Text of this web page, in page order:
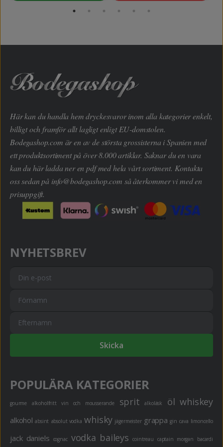
Här kan du handla hem dryckesvaror inom alla kategorier enkelt,
billigt och framför allt lagligt enligt EU-domstolen.
Bodegashop.com är en av de största grossisterna i Spanien med
ett produktsortiment på över 8.000 artiklar. Saknar du en vara
kan du här ladda ner en pdf med hela vårt sortiment. Kontakta
oss sedan på info@bodegashop.com så återkommer vi med en
prisuppgift.
NYHETSBREV
Skicka
POPULÄRA KATEGORIER
gourme alkoholfritt vin och mousserande sprit alkoläsk öl whiskey
alkohol absint absolut vodka whisky jägermeister grappa gin cava limoncello
jack daniels cognac vodka baileys cointreau captain morgan bacardi